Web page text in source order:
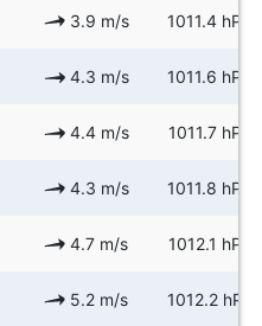
3.9 m/s 1011.4 hPa
4.3 m/s 1011.6 hPa
4.4 m/s 1011.7 hPa
4.3 m/s 1011.8 hPa
4.7 m/s 1012.1 hPa
5.2 m/s 1012.2 hPa